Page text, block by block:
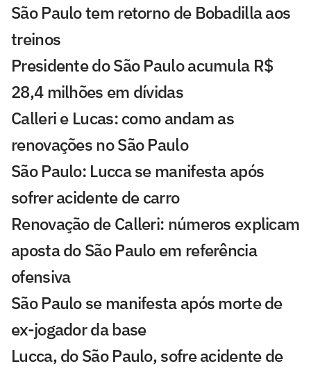
São Paulo tem retorno de Bobadilla aos
treinos
Presidente do São Paulo acumula R$
28,4 milhões em dívidas
Calleri e Lucas: como andam as
renovações no São Paulo
São Paulo: Lucca se manifesta após
sofrer acidente de carro
Renovação de Calleri: números explicam
aposta do São Paulo em referência
ofensiva
São Paulo se manifesta após morte de
ex-jogador da base
Lucca, do São Paulo, sofre acidente de